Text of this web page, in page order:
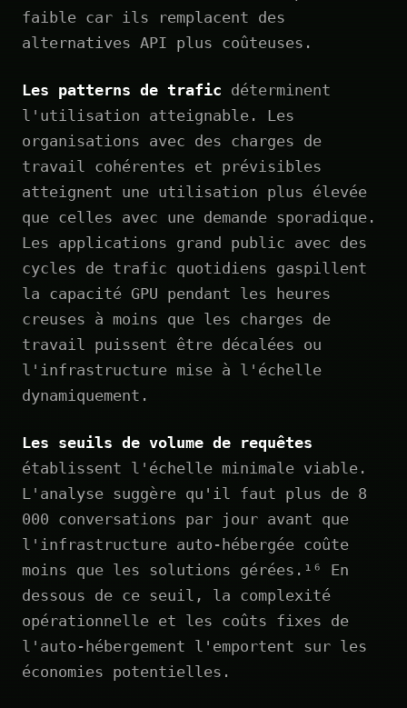
faible car ils remplacent des
alternatives API plus coûteuses.
Les patterns de trafic déterminent
l'utilisation atteignable. Les
organisations avec des charges de
travail cohérentes et prévisibles
atteignent une utilisation plus élevée
que celles avec une demande sporadique.
Les applications grand public avec des
cycles de trafic quotidiens gaspillent
la capacité GPU pendant les heures
creuses à moins que les charges de
travail puissent être décalées ou
l'infrastructure mise à l'échelle
dynamiquement.
Les seuils de volume de requêtes
établissent l'échelle minimale viable.
L'analyse suggère qu'il faut plus de 8
000 conversations par jour avant que
l'infrastructure auto-hébergée coûte
moins que les solutions gérées.¹⁶ En
dessous de ce seuil, la complexité
opérationnelle et les coûts fixes de
l'auto-hébergement l'emportent sur les
économies potentielles.